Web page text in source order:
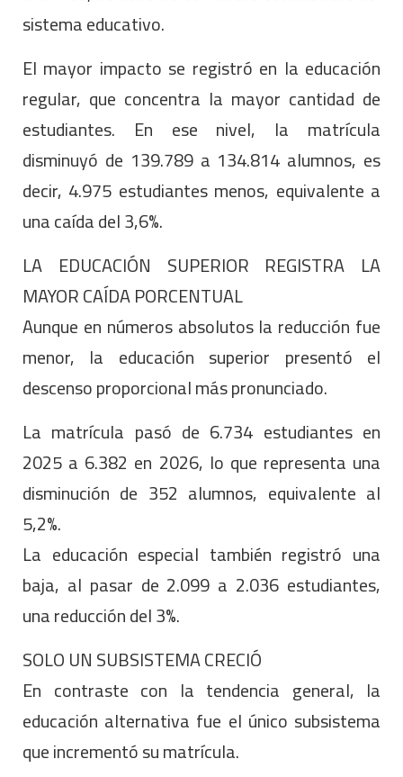
sistema educativo.
El mayor impacto se registró en la educación
regular, que concentra la mayor cantidad de
estudiantes. En ese nivel, la matrícula
disminuyó de 139.789 a 134.814 alumnos, es
decir, 4.975 estudiantes menos, equivalente a
una caída del 3,6%.
LA EDUCACIÓN SUPERIOR REGISTRA LA
MAYOR CAÍDA PORCENTUAL
Aunque en números absolutos la reducción fue
menor, la educación superior presentó el
descenso proporcional más pronunciado.
La matrícula pasó de 6.734 estudiantes en
2025 a 6.382 en 2026, lo que representa una
disminución de 352 alumnos, equivalente al
5,2%.
La educación especial también registró una
baja, al pasar de 2.099 a 2.036 estudiantes,
una reducción del 3%.
SOLO UN SUBSISTEMA CRECIÓ
En contraste con la tendencia general, la
educación alternativa fue el único subsistema
que incrementó su matrícula.